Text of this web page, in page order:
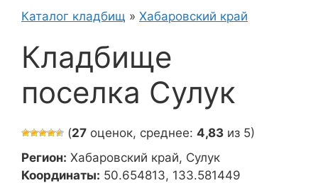
Каталог кладбищ » Хабаровский край
Кладбище
поселка Сулук
(27 оценок, среднее: 4,83 из 5)
Регион: Хабаровский край, Сулук
Координаты: 50.654813, 133.581449